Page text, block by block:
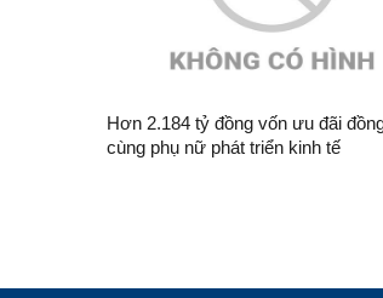
Hơn 2.184 tỷ đồng vốn ưu đãi
cùng phụ nữ phát triển kinh tế